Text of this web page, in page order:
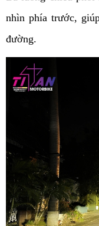
nhìn phía trước,
đường.